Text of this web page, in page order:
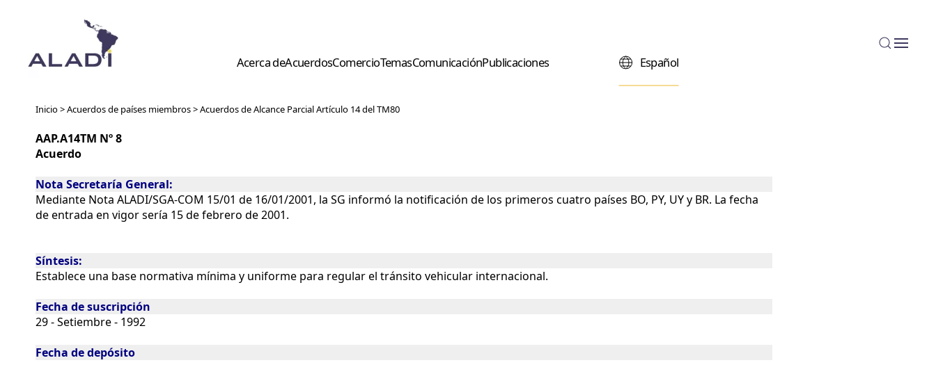
Acerca deAcuerdosComercioTemasComunicaciónPublicaciones Español
Inicio > Acuerdos de países miembros >Acuerdos de Alcance Parcial Artículo 14 del TM80
AAP.A14TM Nº8
Acuerdo
Nota Secretaría General:
Mediante Nota ALADI/SGA-COM 15/01 de 16/01/2001, la SG informó la notificación de los primeros cuatro países BO, PY, UY y BR. La fecha
de entrada en vigor sería 15 de febrero de 2001.
Síntesis:
Establece una base normativa mínima y uniforme para regular el tránsito vehicular internacional.
Fecha de suscripción
29 - Setiembre - 1992
Fecha de depósito